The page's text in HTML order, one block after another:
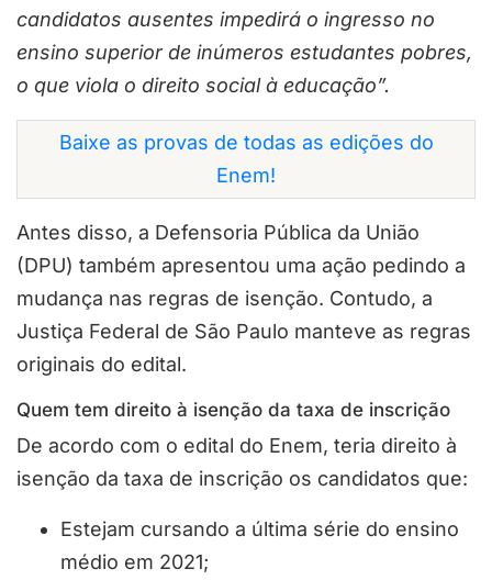
candidatos ausentes impedirá o ingresso no
ensino superior de inúmeros estudantes pobres,
o que viola o direito social à educação”.
Baixe as provas de todas as edições do
Enem!
Antes disso, a Defensoria Pública da União
(DPU) também apresentou uma ação pedindo a
mudança nas regras de isenção. Contudo, a
Justiça Federal de São Paulo manteve as regras
originais do edital.
Quem tem direito à isenção da taxa de inscrição
De acordo com o edital do Enem, teria direito à
isenção da taxa de inscrição os candidatos que:
Estejam cursando a última série do ensino
médio em 2021;